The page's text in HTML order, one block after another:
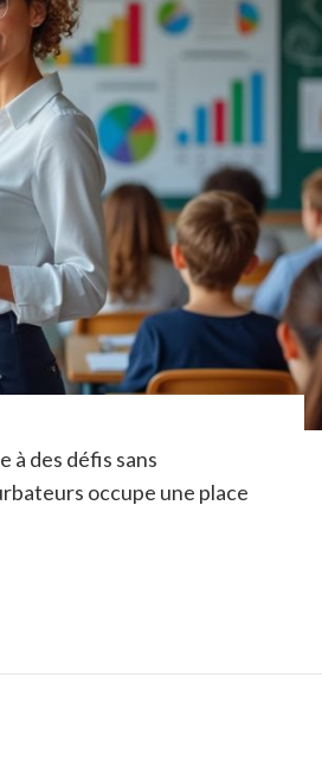
à des défis sans
occupe une place